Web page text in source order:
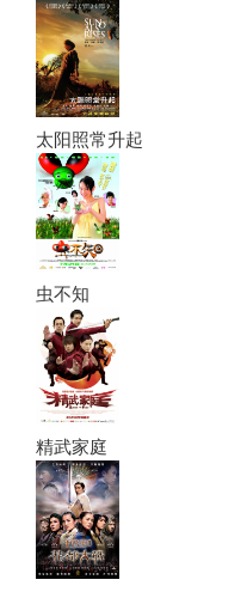
太阳照常升起
虫不知
精武家庭